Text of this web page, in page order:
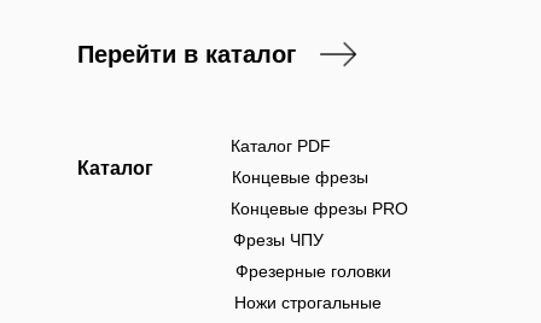
Каталог Концевые фрезы
Каталог PDF
Концевые фрезы PRO
Фрезы ЧПУ
Фрезерные головки
Ножи строгальные
Перейти в каталог